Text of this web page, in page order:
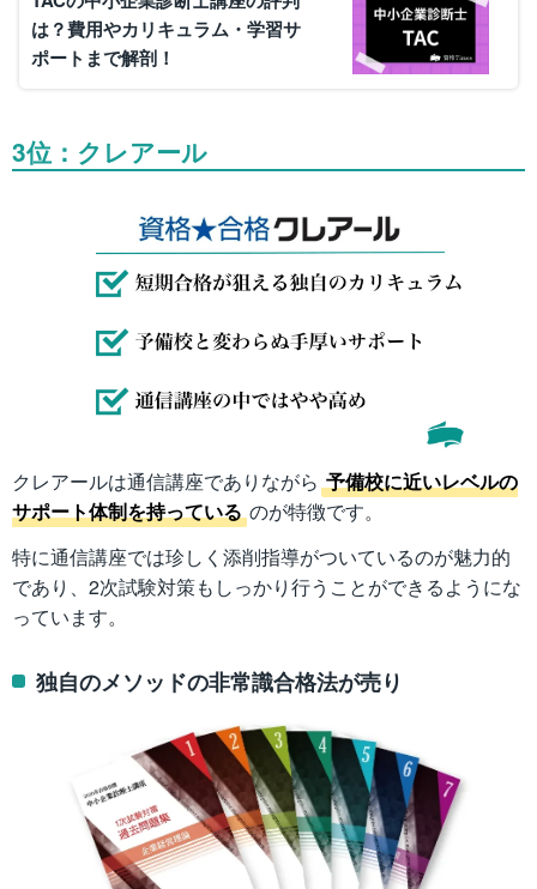
は？費用やカリキュラム・学習サ
ポートまで解剖！
3位：クレアール
クレアールは通信講座でありながら 予備校に近いレベルの
サポート体制を持っている のが特徴です。
特に通信講座では珍しく添削指導がついているのが魅力的
であり、2次試験対策もしっかり行うことができるようにな
っています。
独自のメソッドの非常識合格法が売り